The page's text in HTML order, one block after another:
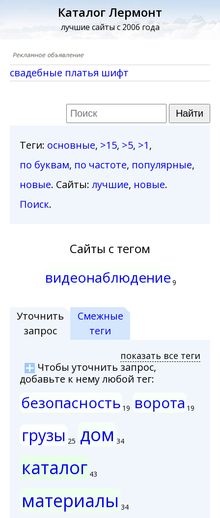
Каталог Лермонт
лучшие сайты с 2006 года
свадебные платья шифт
Теги: основные, >15, >5, >1,
по буквам, по частоте, популярные,
новые. Сайты: лучшие, новые.
Поиск.
Сайты с тегом
видеонаблюдение 9
Уточнить
запрос
Смежные
теги
показать все теги
Чтобы уточнить запрос,
добавьте к нему любой тег:
безопасность 19 ворота 19
грузы 25 дом 34
каталог 43
материалы 34